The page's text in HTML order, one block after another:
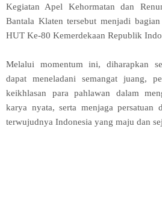
Kegiatan Apel Kehormatan dan
Bantala Klaten tersebut menjadi
HUT Ke-80 Kemerdekaan Republik
Melalui momentum ini, diharapkan
dapat meneladani semangat juang,
keikhlasan para pahlawan dalam
karya nyata, serta menjaga persatuan
terwujudnya Indonesia yang maju dan